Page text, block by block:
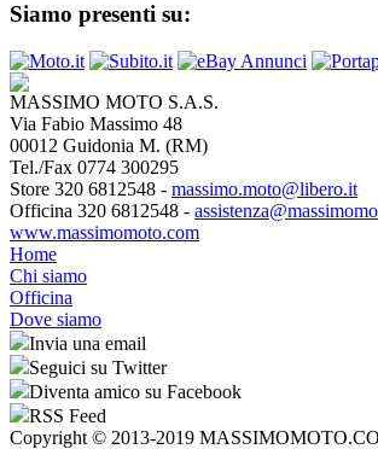
Siamo presenti su:
MASSIMO MOTO S.A.S.
Via Fabio Massimo 48
00012 Guidonia M. (RM)
Tel./Fax 0774 300295
Store 320 6812548 - massimo.moto@libero.it
Officina 320 6812548 -
www.massimomoto.com
Home
Chi siamo
Officina
Dove siamo
Invia una email
Seguici su Twitter
Diventa amico su Facebook
RSS Feed
Copyright © 2013-2019